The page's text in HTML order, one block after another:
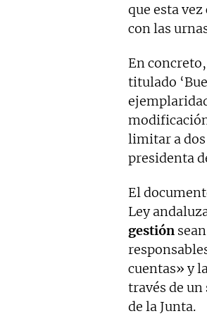
que esta
con las
En
titulado
limitar a
presidenta
El
Ley
gestión
cuentas» y
través de
de la Junta.